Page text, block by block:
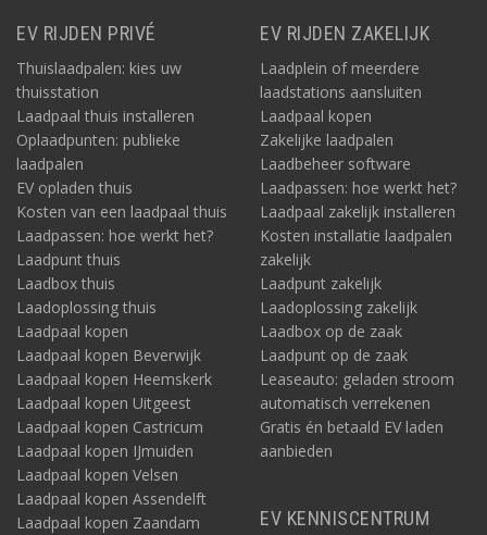
EV RIJDEN PRIVÉ
Thuislaadpalen: kies uw
thuisstation
Laadpaal thuis installeren
Oplaadpunten: publieke
laadpalen
EV opladen thuis
Kosten van een laadpaal thuis
Laadpassen: hoe werkt het?
Laadpunt thuis
Laadbox thuis
Laadoplossing thuis
Laadpaal kopen
Laadpaal kopen Beverwijk
Laadpaal kopen Heemskerk
Laadpaal kopen Uitgeest
Laadpaal kopen Castricum
Laadpaal kopen IJmuiden
Laadpaal kopen Velsen
Laadpaal kopen Assendelft
Laadpaal kopen Zaandam
EV RIJDEN ZAKELIJK
Laadplein of meerdere
laadstations aansluiten
Laadpaal kopen
Zakelijke laadpalen
Laadbeheer software
Laadpassen: hoe werkt het?
Laadpaal zakelijk installeren
Kosten installatie laadpalen
zakelijk
Laadpunt zakelijk
Laadoplossing zakelijk
Laadbox op de zaak
Laadpunt op de zaak
Leaseauto: geladen stroom
automatisch verrekenen
Gratis én betaald EV laden
aanbieden
EV KENNISCENTRUM